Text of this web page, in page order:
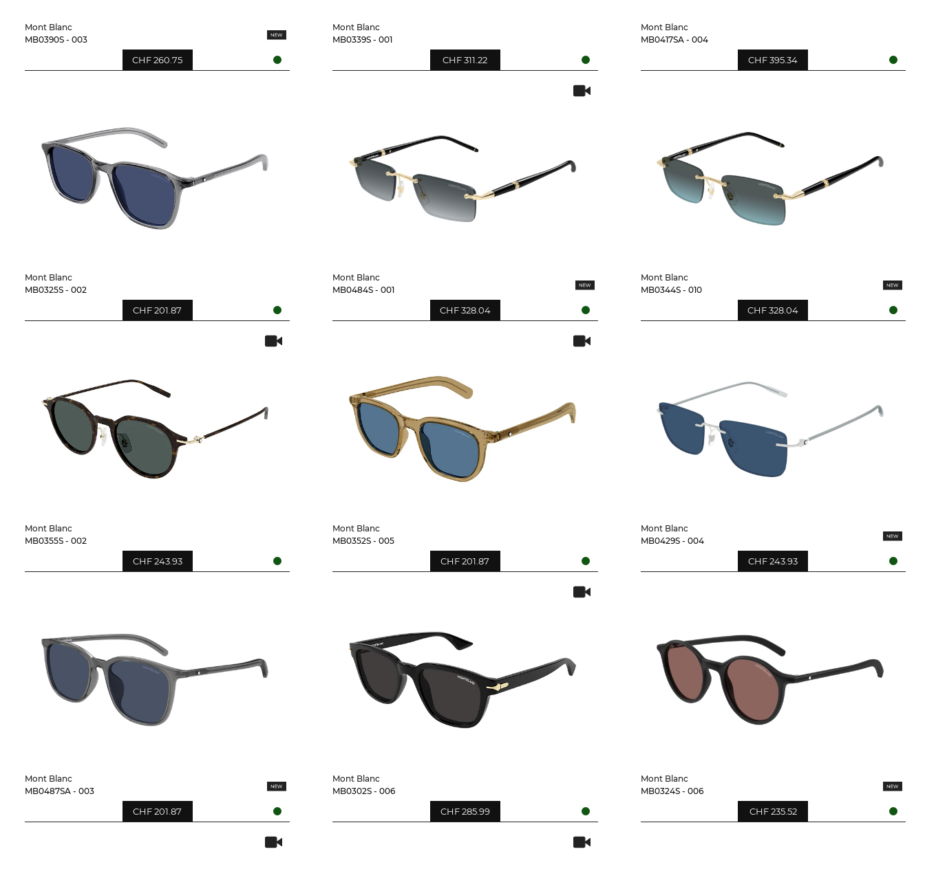
Mont Blanc
MB0390S - 003
CHF 260.75
Mont Blanc
MB0339S - 001
CHF 311.22
Mont Blanc
MB0417SA - 004
CHF 395.34
Mont Blanc
MB0325S - 002
CHF 201.87
Mont Blanc
MB0484S - 001
CHF 328.04
Mont Blanc
MB0344S - 010
CHF 328.04
Mont Blanc
MB0355S - 002
CHF 243.93
Mont Blanc
MB0352S - 005
CHF 201.87
Mont Blanc
MB0429S - 004
CHF 243.93
Mont Blanc
MB0487SA - 003
CHF 201.87
Mont Blanc
MB0302S - 006
CHF 285.99
Mont Blanc
MB0324S - 006
CHF 235.52